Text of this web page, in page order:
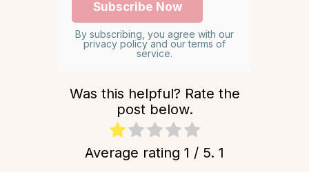
By subscribing, you agree with our
privacy policy and our terms of
service.
Was this helpful? Rate the
post below.
Average rating 1 / 5. 1